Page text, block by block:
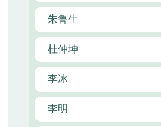
朱鲁生
杜仲坤
李冰
李明